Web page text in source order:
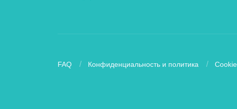
FAQ Конфиденциальность и политика